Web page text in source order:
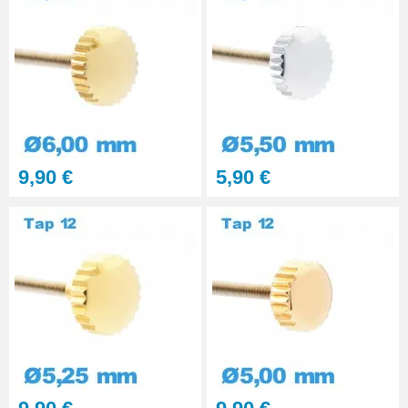
Remontoir de Couronne Montre
5,5 - 6,5 mm
Remontoir Couronne Montre
Remontoir Couronne de Montre
8,90 €
9,90 € 5,90 €